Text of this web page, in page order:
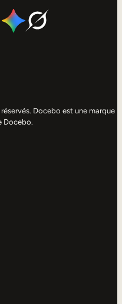
Docebo est une marque
Docebo.